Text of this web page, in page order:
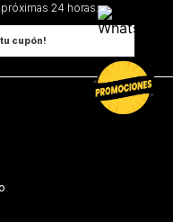
24 horas.
cupón!